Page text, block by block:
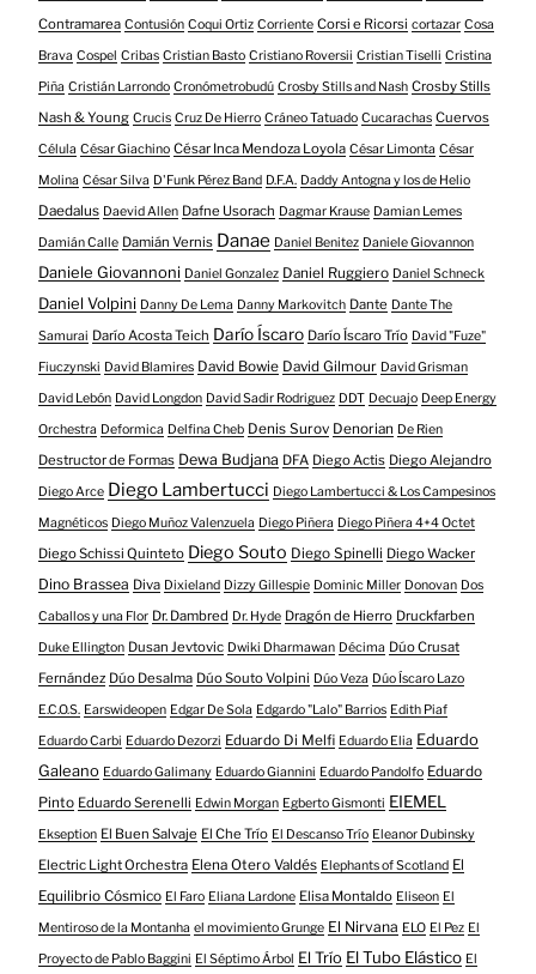
Contramarea Contusión Coqui Ortiz Corriente Corsi e Ricorsi cortazar Cosa
Brava Cospel Cribas Cristian Basto Cristiano Roversii Cristian Tiselli Cristina
Piña Cristián Larrondo Cronómetrobudú Crosby Stills and Nash Crosby Stills
Nash & Young Crucis Cruz De Hierro Cráneo Tatuado Cucarachas Cuervos
Célula César Giachino César Inca Mendoza Loyola César Limonta César
Molina César Silva D'Funk Pérez Band D.F.A. Daddy Antogna y los de Helio
Daedalus Daevid Allen Dafne Usorach Dagmar Krause Damian Lemes
Damián Calle Damián Vernis Danae Daniel Benitez Daniele Giovannon
Daniele Giovannoni Daniel Gonzalez Daniel Ruggiero Daniel Schneck
Daniel Volpini Danny De Lema Danny Markovitch Dante Dante The
Samurai Darío Acosta Teich Darío Íscaro Darío Íscaro Trío David "Fuze"
Fiuczynski David Blamires David Bowie David Gilmour David Grisman
David Lebón David Longdon David Sadir Rodriguez DDT Decuajo Deep Energy
Orchestra Deformica Delfina Cheb Denis Surov Denorian De Rien
Destructor de Formas Dewa Budjana DFA Diego Actis Diego Alejandro
Diego Arce Diego Lambertucci Diego Lambertucci & Los Campesinos
Magnéticos Diego Muñoz Valenzuela Diego Piñera Diego Piñera 4+4 Octet
Diego Schissi Quinteto Diego Souto Diego Spinelli Diego Wacker
Dino Brassea Diva Dixieland Dizzy Gillespie Dominic Miller Donovan Dos
Caballos y una Flor Dr. Dambred Dr. Hyde Dragón de Hierro Druckfarben
Duke Ellington Dusan Jevtovic Dwiki Dharmawan Décima Dúo Crusat
Fernández Dúo Desalma Dúo Souto Volpini Dúo Veza Dúo Íscaro Lazo
E.C.O.S. Earswideopen Edgar De Sola Edgardo "Lalo" Barrios Edith Piaf
Eduardo Carbi Eduardo Dezorzi Eduardo Di Melfi Eduardo Elia Eduardo
Galeano Eduardo Galimany Eduardo Giannini Eduardo Pandolfo Eduardo
Pinto Eduardo Serenelli Edwin Morgan Egberto Gismonti EIEMEL
Ekseption El Buen Salvaje El Che Trío El Descanso Trío Eleanor Dubinsky
Electric Light Orchestra Elena Otero Valdés Elephants of Scotland El
Equilibrio Cósmico El Faro Eliana Lardone Elisa Montaldo Eliseon El
Mentiroso de la Montanha el movimiento Grunge El Nirvana ELO El Pez El
Proyecto de Pablo Baggini El Séptimo Árbol El Trío El Tubo Elástico El